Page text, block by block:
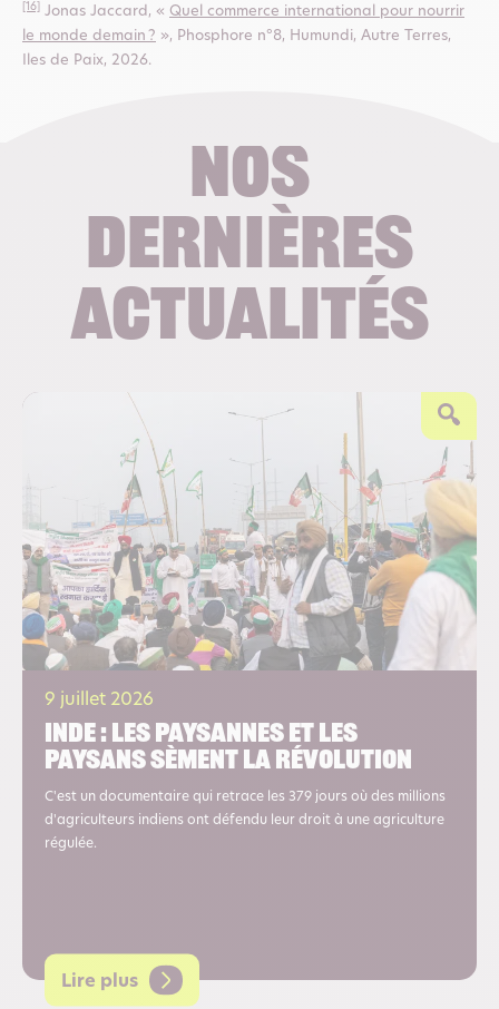
[16] Jonas Jaccard, « Quel commerce international pour nourrir
le monde demain ? », Phosphore n°8, Humundi, Autre Terres,
Iles de Paix, 2026.
Nos
dernières
actualités
9 juillet 2026
Inde : les paysannes et les
paysans sèment la révolution
C'est un documentaire qui retrace les 379 jours où des millions
d'agriculteurs indiens ont défendu leur droit à une agriculture
régulée.
Lire plus